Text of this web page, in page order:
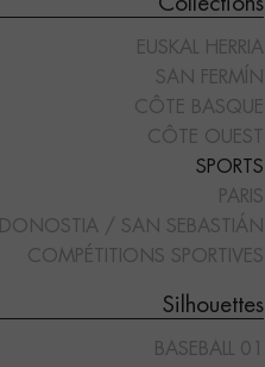
EUSKAL HERRIA
SAN FERMÍN
CÔTE BASQUE
CÔTE OUEST
SPORTS
PARIS
DONOSTIA / SAN SEBASTIÁN
COMPÉTITIONS SPORTIVES
Silhouettes
BASEBALL 01